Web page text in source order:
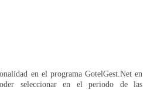
en el programa GotelGest.Net en
seleccionar en el periodo de las